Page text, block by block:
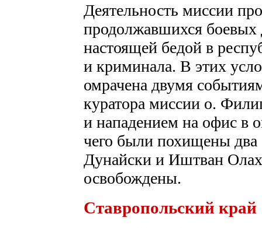
Деятельность миссии
продолжавшихся
настоящей бедой в
и криминала. В этих
омрачена двумя
куратора миссии о.
и нападением на офис в
чего были похищены
Дунайски и Иштван
освобождены.
Ставропольский край